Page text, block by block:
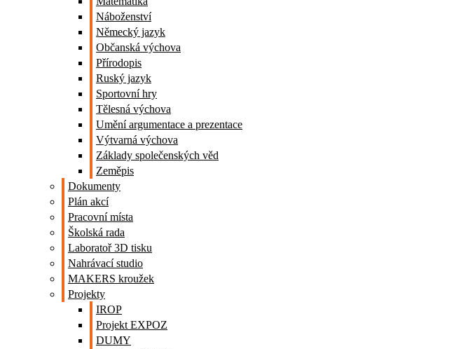
Náboženství
Německý jazyk
Občanská výchova
Přírodopis
Ruský jazyk
Sportovní hry
Tělesná výchova
Umění argumentace a prezentace
Výtvarná výchova
Základy společenských věd
Zeměpis
Dokumenty
Plán akcí
Pracovní místa
Školská rada
Laboratoř 3D tisku
Nahrávací studio
MAKERS kroužek
Projekty
IROP
Projekt EXPOZ
DUMY